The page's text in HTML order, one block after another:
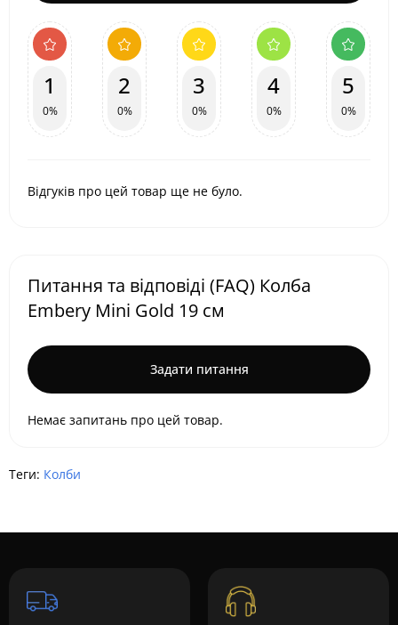
1
0%
2
0%
3
0%
4
0%
5
0%
Відгуків про цей товар ще не було.
Питання та відповіді (FAQ) Колба
Embery Mini Gold 19 см
Задати питання
Немає запитань про цей товар.
Теги: Колби